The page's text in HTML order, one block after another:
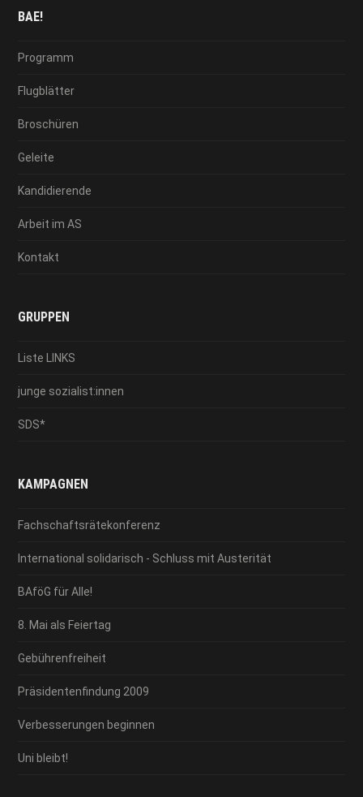
BAE!
Programm
Flugblätter
Broschüren
Geleite
Kandidierende
Arbeit im AS
Kontakt
GRUPPEN
Liste LINKS
junge sozialist:innen
SDS*
KAMPAGNEN
Fachschaftsrätekonferenz
International solidarisch - Schluss mit Austerität
BAföG für Alle!
8. Mai als Feiertag
Gebührenfreiheit
Präsidentenfindung 2009
Verbesserungen beginnen
Uni bleibt!